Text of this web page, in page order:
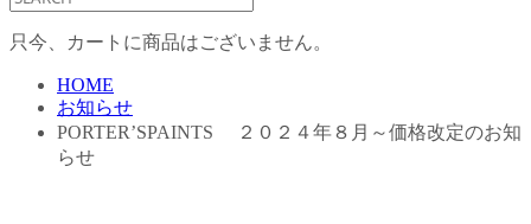
只今、カートに商品はございません。
HOME
お知らせ
PORTER’SPAINTS ２０２４年８月～価格改定のお知
らせ